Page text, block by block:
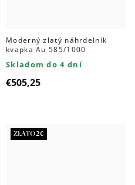
Moderný zlatý náhrdelník
kvapka Au 585/1000
Skladom do 4 dní
€505,25
ZLATO20